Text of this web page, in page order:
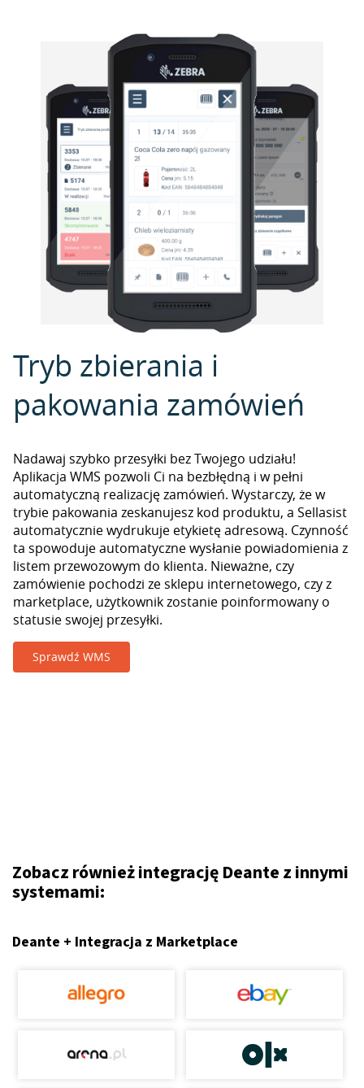
Tryb zbierania i
pakowania zamówień
Nadawaj szybko przesyłki bez Twojego udziału!
Aplikacja WMS pozwoli Ci na bezbłędną i w pełni
automatyczną realizację zamówień. Wystarczy, że w
trybie pakowania zeskanujesz kod produktu, a Sellasist
automatycznie wydrukuje etykietę adresową. Czynność
ta spowoduje automatyczne wysłanie powiadomienia z
listem przewozowym do klienta. Nieważne, czy
zamówienie pochodzi ze sklepu internetowego, czy z
marketplace, użytkownik zostanie poinformowany o
statusie swojej przesyłki.
Sprawdź WMS
Zobacz również integrację Deante z innymi
systemami:
Deante + Integracja z Marketplace